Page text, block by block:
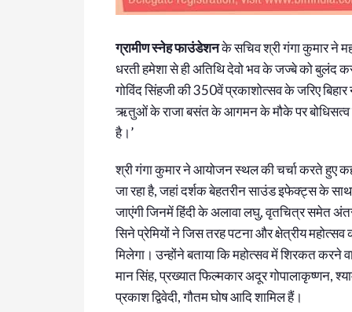
ग्रामीण स्नेह फाउंडेशनके सचिव श्री गंगा कुमार ने
धरती हमेशा से ही अतिथि देवो भव के जज्बे को बुलंद
गोविंद सिंहजी की 350वें प्रकाशोत्सव के जरिए
ऋतुओं के राजा बसंत के आगमन के मौके पर बोधिसत्व
है।’
श्री गंगा कुमार ने आयोजन स्थल की चर्चा करते हुए
जा रहा है, जहां दर्शक बेहतरीन साउंड इफेक्ट्स के
जाएंगी जिनमें हिंदी के अलावा लघु, वृतचित्र समेत
सिने प्रेमियों ने जिस तरह पटना और क्षेत्रीय महोत्सव
मिलेगा। उन्होंने बताया कि महोत्सव में शिरकत करने
मान सिंह, प्रख्यात फिल्मकार अदूर गोपालाकृष्णन,
प्रकाश द्विवेदी, गौतम घोष आदि शामिल हैं।